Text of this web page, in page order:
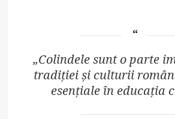
„Colindele sunt o parte
tradiției și culturii
esențiale în educația